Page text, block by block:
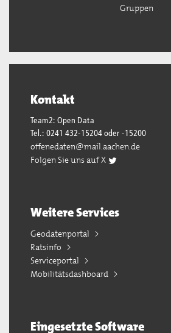
Gruppen
Kontakt
Team2: Open Data
Tel.: 0241 432-15204 oder -15200
offenedaten@mail.aachen.de
Folgen Sie uns auf X
Weitere Services
Geodatenportal
Ratsinfo
Serviceportal
Mobilitätsdashboard
Eingesetzte Software